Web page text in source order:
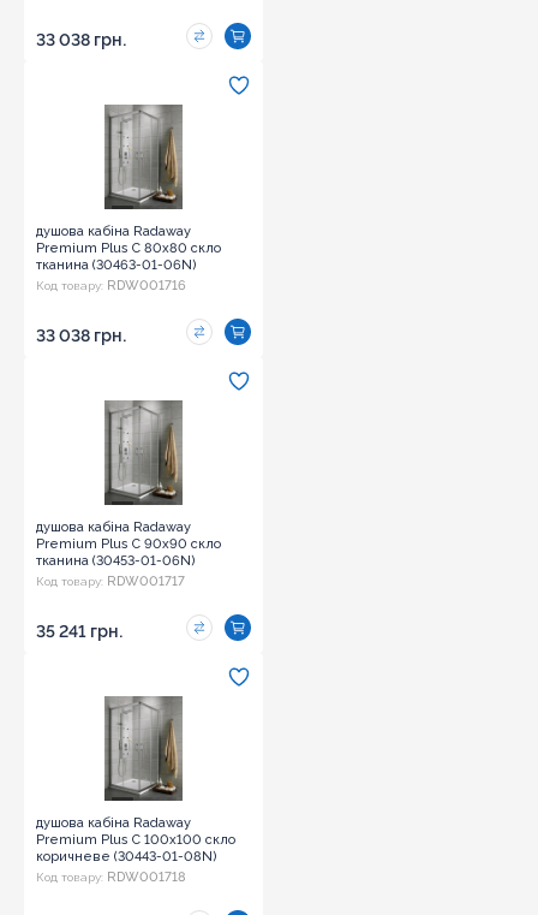
33 038 грн.
душова кабіна Radaway
Premium Plus C 80x80 скло
тканина (30463-01-06N)
Код товару: RDW001716
33 038 грн.
душова кабіна Radaway
Premium Plus C 90x90 скло
тканина (30453-01-06N)
Код товару: RDW001717
35 241 грн.
душова кабіна Radaway
Premium Plus C 100x100 скло
коричневе (30443-01-08N)
Код товару: RDW001718
Оновити капчу